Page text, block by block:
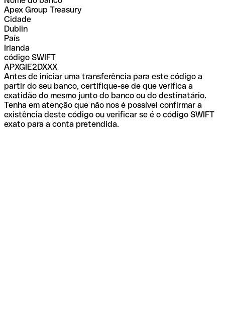
Apex Group Treasury
Cidade
Dublin
País
Irlanda
código SWIFT
APXGIE2DXXX
Antes de iniciar uma transferência para este código a
partir do seu banco, certifique-se de que verifica a
exatidão do mesmo junto do banco ou do destinatário.
Tenha em atenção que não nos é possível confirmar a
existência deste código ou verificar se é o código SWIFT
exato para a conta pretendida.